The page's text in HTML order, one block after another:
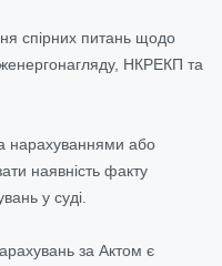
спірних питань щодо
НКРЕКП та
нарахуваннями або
наявність факту
у суді.
за Актом є